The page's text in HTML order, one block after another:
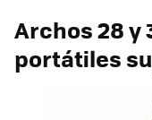
Archos 28
portátiles